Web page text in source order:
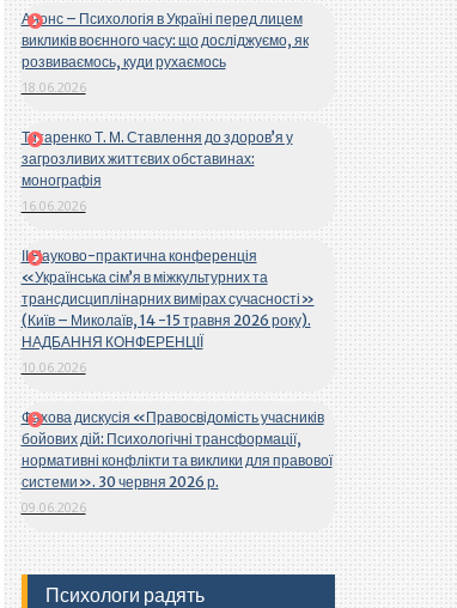
Анонс – Психологія в Україні перед лицем
викликів воєнного часу: що досліджуємо, як
розвиваємось, куди рухаємось
18.06.2026
Титаренко Т. М. Ставлення до здоров’я у
загрозливих життєвих обставинах:
монографія
16.06.2026
ІІ Науково-практична конференція
«Українська сім’я в міжкультурних та
трансдисциплінарних вимірах сучасності»
(Київ – Миколаїв, 14 -15 травня 2026 року).
НАДБАННЯ КОНФЕРЕНЦІЇ
10.06.2026
Фахова дискусія «Правосвідомість учасників
бойових дій: Психологічні трансформації,
нормативні конфлікти та виклики для правової
системи». 30 червня 2026 р.
09.06.2026
Психологи радять